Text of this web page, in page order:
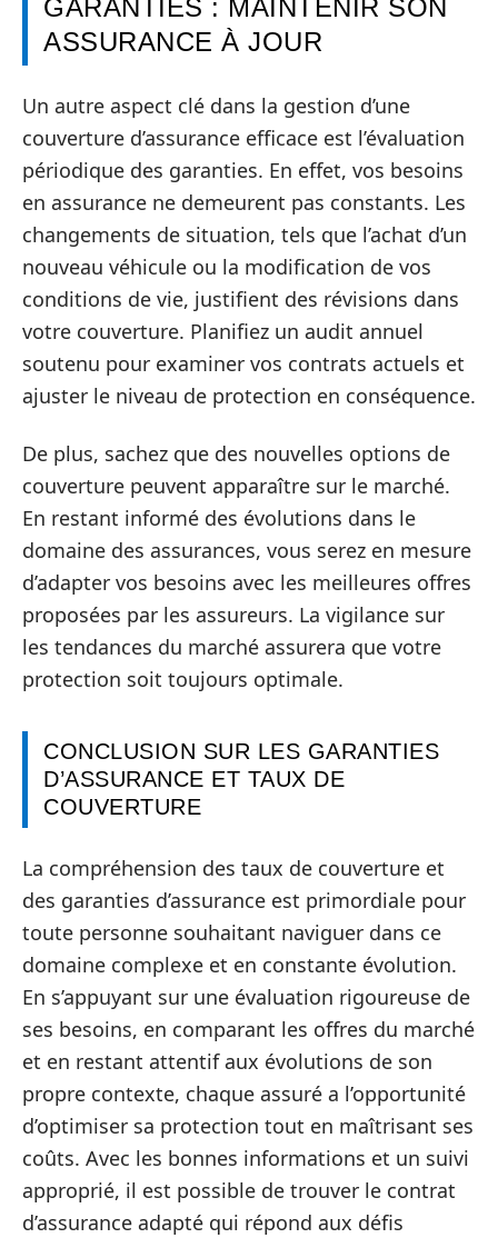
GARANTIES : MAINTENIR SON
ASSURANCE À JOUR
Un autre aspect clé dans la gestion d’une
couverture d’assurance efficace est l’évaluation
périodique des garanties. En effet, vos besoins
en assurance ne demeurent pas constants. Les
changements de situation, tels que l’achat d’un
nouveau véhicule ou la modification de vos
conditions de vie, justifient des révisions dans
votre couverture. Planifiez un audit annuel
soutenu pour examiner vos contrats actuels et
ajuster le niveau de protection en conséquence.
De plus, sachez que des nouvelles options de
couverture peuvent apparaître sur le marché.
En restant informé des évolutions dans le
domaine des assurances, vous serez en mesure
d’adapter vos besoins avec les meilleures offres
proposées par les assureurs. La vigilance sur
les tendances du marché assurera que votre
protection soit toujours optimale.
CONCLUSION SUR LES GARANTIES
D’ASSURANCE ET TAUX DE
COUVERTURE
La compréhension des taux de couverture et
des garanties d’assurance est primordiale pour
toute personne souhaitant naviguer dans ce
domaine complexe et en constante évolution.
En s’appuyant sur une évaluation rigoureuse de
ses besoins, en comparant les offres du marché
et en restant attentif aux évolutions de son
propre contexte, chaque assuré a l’opportunité
d’optimiser sa protection tout en maîtrisant ses
coûts. Avec les bonnes informations et un suivi
approprié, il est possible de trouver le contrat
d’assurance adapté qui répond aux défis